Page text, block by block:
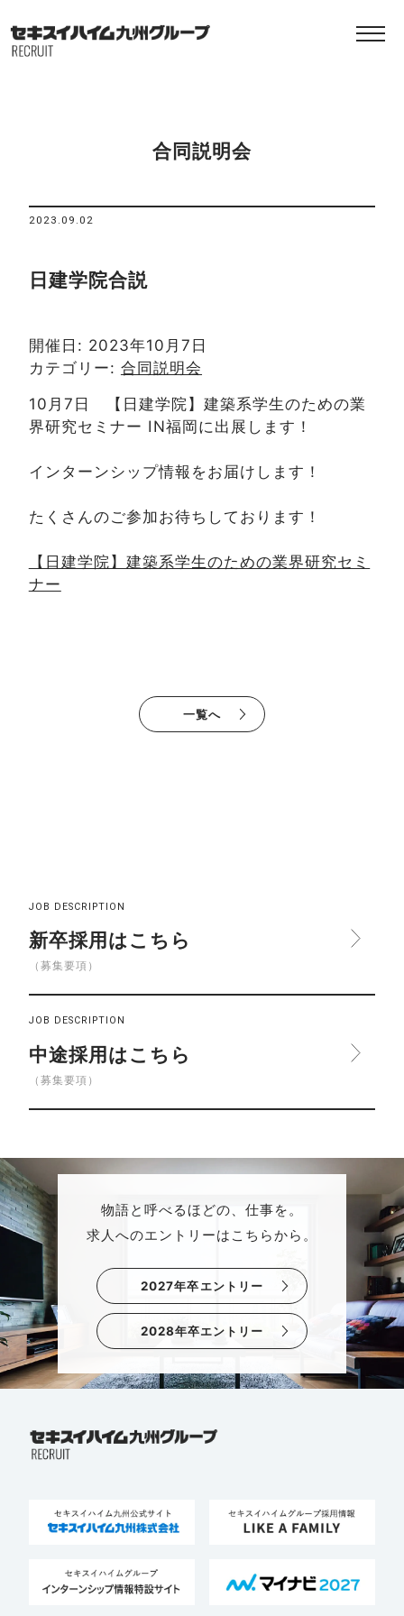
合同説明会
2023.09.02
日建学院合説
開催日: 2023年10月7日
カテゴリー: 合同説明会
10月7日 【日建学院】建築系学生のための業
界研究セミナー IN福岡に出展します！
インターンシップ情報をお届けします！
たくさんのご参加お待ちしております！
【日建学院】建築系学生のための業界研究セミ
ナー
一覧へ
JOB DESCRIPTION
新卒採用はこちら
（募集要項）
JOB DESCRIPTION
中途採用はこちら
（募集要項）
物語と呼べるほどの、仕事を。
求人へのエントリーはこちらから。
2027年卒エントリー
2028年卒エントリー